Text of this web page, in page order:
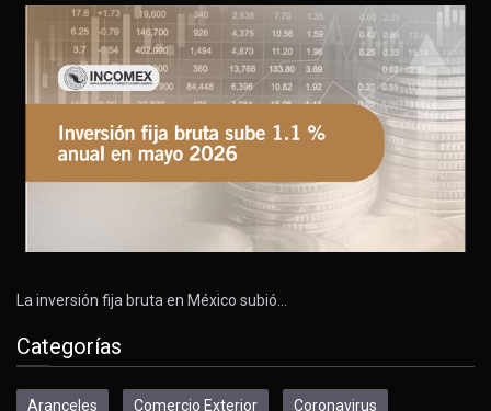
La inversión fija bruta en México subió…
Categorías
Aranceles Comercio Exterior Coronavirus